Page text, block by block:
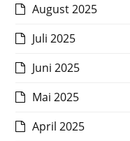
August 2025
Juli 2025
Juni 2025
Mai 2025
April 2025